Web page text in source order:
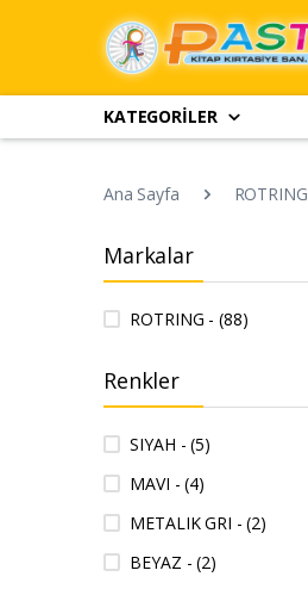
KATEGORİLER
Ana Sayfa ROTRING
Markalar
ROTRING - (88)
Renkler
SIYAH - (5)
MAVI - (4)
METALIK GRI - (2)
BEYAZ - (2)